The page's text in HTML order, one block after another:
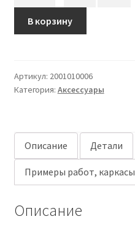
Каркас
Звезда
В корзину
Артикул: 2001010006
Категория: Аксессуары
Описание Детали
Примеры работ, каркасы
Описание